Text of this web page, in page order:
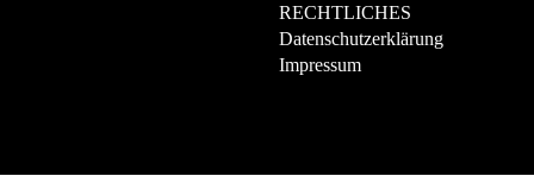
RECHTLICHES
Datenschutzerklärung
Impressum